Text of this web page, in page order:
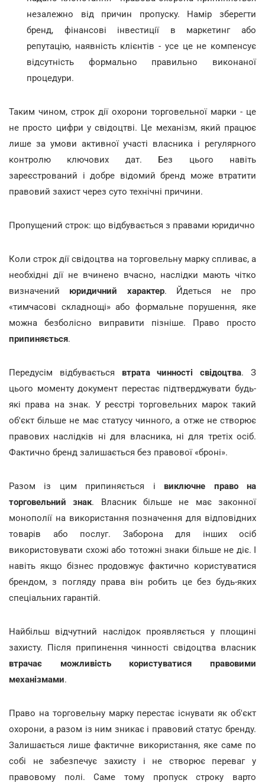
незалежно від причин пропуску. Намір зберегти
бренд, фінансові інвестиції в маркетинг або
репутацію, наявність клієнтів - усе це не компенсує
відсутність формально правильно виконаної
процедури.
Таким чином, строк дії охорони торговельної марки - це
не просто цифри у свідоцтві. Це механізм, який працює
лише за умови активної участі власника і регулярного
контролю ключових дат. Без цього навіть
зареєстрований і добре відомий бренд може втратити
правовий захист через суто технічні причини.
Пропущений строк: що відбувається з правами юридично
Коли строк дії свідоцтва на торговельну марку спливає, а
необхідні дії не вчинено вчасно, наслідки мають чітко
визначений юридичний характер. Йдеться не про
«тимчасові складнощі» або формальне порушення, яке
можна безболісно виправити пізніше. Право просто
припиняється.
Передусім відбувається втрата чинності свідоцтва. З
цього моменту документ перестає підтверджувати будь-
які права на знак. У реєстрі торговельних марок такий
об'єкт більше не має статусу чинного, а отже не створює
правових наслідків ні для власника, ні для третіх осіб.
Фактично бренд залишається без правової «броні».
Разом із цим припиняється і виключне право на
торговельний знак. Власник більше не має законної
монополії на використання позначення для відповідних
товарів або послуг. Заборона для інших осіб
використовувати схожі або тотожні знаки більше не діє. І
навіть якщо бізнес продовжує фактично користуватися
брендом, з погляду права він робить це без будь-яких
спеціальних гарантій.
Найбільш відчутний наслідок проявляється у площині
захисту. Після припинення чинності свідоцтва власник
втрачає можливість користуватися правовими
механізмами.
Право на торговельну марку перестає існувати як об'єкт
охорони, а разом із ним зникає і правовий статус бренду.
Залишається лише фактичне використання, яке саме по
собі не забезпечує захисту і не створює переваг у
правовому полі. Саме тому пропуск строку варто